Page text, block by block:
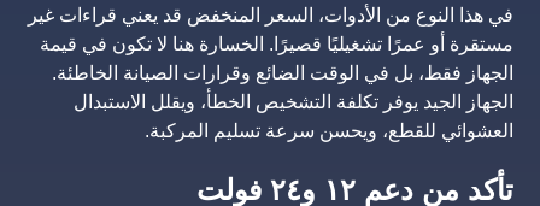
في هذا النوع من الأدوات، السعر المنخفض قد يعني قراءات غير
مستقرة أو عمرًا تشغيليًا قصيرًا. الخسارة هنا لا تكون في قيمة
الجهاز فقط، بل في الوقت الضائع وقرارات الصيانة الخاطئة.
الجهاز الجيد يوفر تكلفة التشخيص الخطأ، ويقلل الاستبدال
العشوائي للقطع، ويحسن سرعة تسليم المركبة.
تأكد من دعم ١٢ و٢٤ فولت